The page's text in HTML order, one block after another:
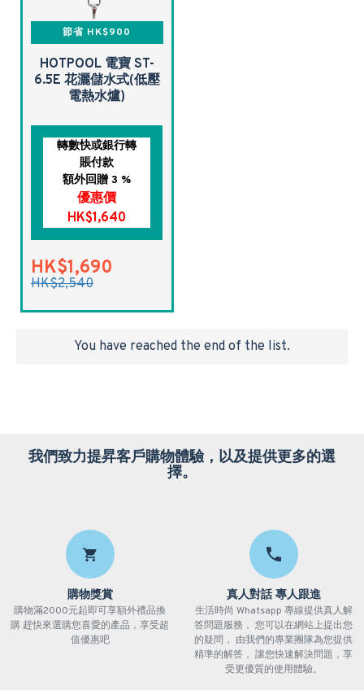
節省 HK$900
HOTPOOL 電寶 ST-
6.5E 花灑儲水式(低壓
電熱水爐)
轉數快或銀行轉
賬付款
額外回贈 3 %
優惠價
HK$1,640
HK$1,690
HK$2,540
You have reached the end of the list.
我們致力提昇客戶購物體驗，以及提供更多的選
擇。
購物獎賞
購物滿2000元起即可享額外禮品換
購 趕快來選購您喜愛的產品，享受超
值優惠吧
真人對話 專人跟進
生活時尚 Whatsapp 專線提供真人解
答問題服務， 您可以在網站上提出您
的疑問， 由我們的專業團隊為您提供
精準的解答， 讓您快速解決問題，享
受更優質的使用體驗。